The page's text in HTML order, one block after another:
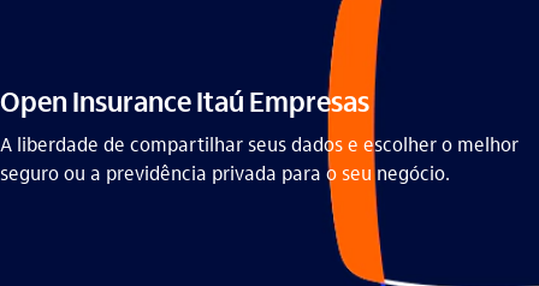
Open Insurance Itaú Empresas
A liberdade de compartilhar seus dados e escolher o melhor
seguro ou a previdência privada para o seu negócio.